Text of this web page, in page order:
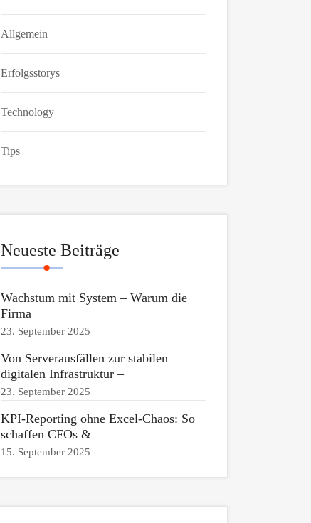
Allgemein
Erfolgsstorys
Technology
Tips
Neueste Beiträge
Wachstum mit System – Warum die
Firma
23. September 2025
Von Serverausfällen zur stabilen
digitalen Infrastruktur –
23. September 2025
KPI-Reporting ohne Excel-Chaos: So
schaffen CFOs &
15. September 2025